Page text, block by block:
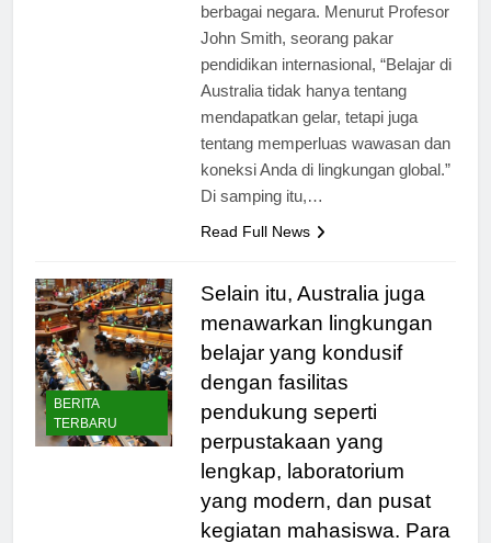
berbagai negara. Menurut Profesor
John Smith, seorang pakar
pendidikan internasional, “Belajar di
Australia tidak hanya tentang
mendapatkan gelar, tetapi juga
tentang memperluas wawasan dan
koneksi Anda di lingkungan global.”
Di samping itu,…
Read Full News
BERITA
TERBARU
Selain itu, Australia juga
menawarkan lingkungan
belajar yang kondusif
dengan fasilitas
pendukung seperti
perpustakaan yang
lengkap, laboratorium
yang modern, dan pusat
kegiatan mahasiswa. Para